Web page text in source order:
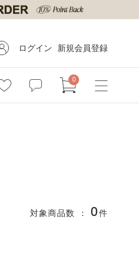
ログイン 新規会員登録
0
対象商品数 ： 0件